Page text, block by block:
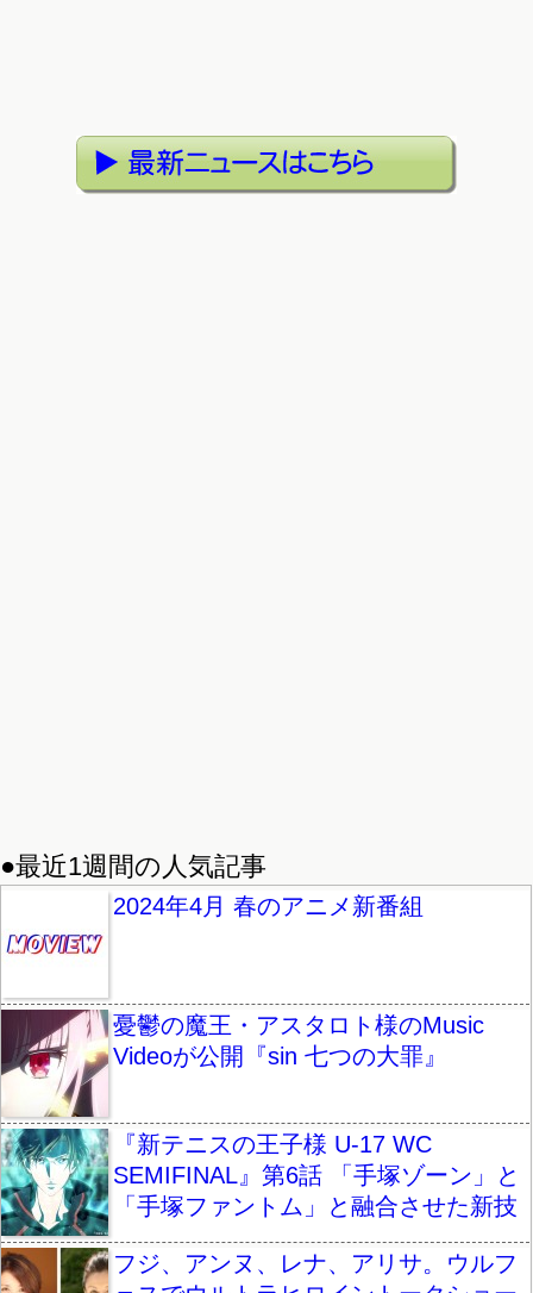
●最近1週間の人気記事
2024年4月 春のアニメ新番組
憂鬱の魔王・アスタロト様のMusic
Videoが公開『sin 七つの大罪』
『新テニスの王子様 U-17 WC
SEMIFINAL』第6話 「手塚ゾーン」と
「手塚ファントム」と融合させた新技
フジ、アンヌ、レナ、アリサ。ウルフ